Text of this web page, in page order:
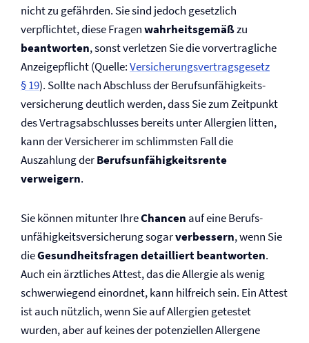
nicht zu gefährden. Sie sind jedoch gesetzlich
verpflichtet, diese Fragenwahrheitsgemäßzu
beantworten, sonst verletzen Sie die vorvertragliche
Anzeigepflicht (Quelle:Versicherungs­vertrags­gesetz
§ 19). Sollte nach Abschluss der Berufs­unfähigkeits­
versicherung deutlich werden, dass Sie zum Zeitpunkt
des Vertragsabschlusses bereits unter Allergien litten,
kann der Versicherer im schlimmsten Fall die
Auszahlung derBerufs­unfähigkeitsrente
verweigern.
Sie können mitunter IhreChancen auf eine Berufs­
unfähigkeits­versicherung sogarverbessern, wenn Sie
dieGesundheitsfragen detailliert beantworten.
Auch ein ärztliches Attest, das die Allergie als wenig
schwerwiegend einordnet, kann hilfreich sein. Ein Attest
ist auch nützlich, wenn Sie auf Allergien getestet
wurden, aber auf keines der potenziellen Allergene